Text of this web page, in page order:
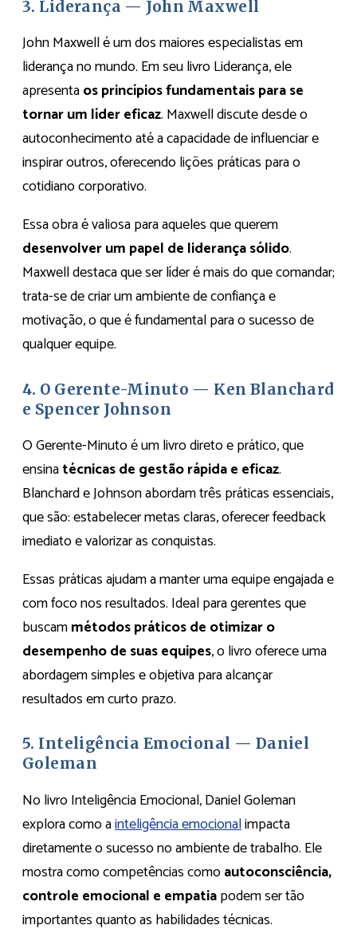
3. Liderança — John Maxwell
John Maxwell é um dos maiores especialistas em
liderança no mundo. Em seu livro Liderança, ele
apresentaos princípios fundamentais para se
tornar um líder eficaz. Maxwell discute desde o
autoconhecimento até a capacidade de influenciar e
inspirar outros, oferecendo lições práticas para o
cotidiano corporativo.
Essa obra é valiosa para aqueles que querem
desenvolver um papel de liderança sólido.
Maxwell destaca que ser líder é mais do que comandar;
trata-se de criar um ambiente de confiança e
motivação, o que é fundamental para o sucesso de
qualquer equipe.
4. O Gerente-Minuto — Ken Blanchard
e Spencer Johnson
O Gerente-Minuto é um livro direto e prático, que
ensinatécnicas de gestão rápida e eficaz.
Blanchard e Johnson abordam três práticas essenciais,
que são: estabelecer metas claras, oferecer feedback
imediato e valorizar as conquistas.
Essas práticas ajudam a manter uma equipe engajada e
com foco nos resultados. Ideal para gerentes que
buscammétodos práticos de otimizar o
desempenho de suas equipes, o livro oferece uma
abordagem simples e objetiva para alcançar
resultados em curto prazo.
5. Inteligência Emocional — Daniel
Goleman
No livro Inteligência Emocional, Daniel Goleman
explora como ainteligência emocionalimpacta
diretamente o sucesso no ambiente de trabalho. Ele
mostra como competências comoautoconsciência,
controle emocional e empatiapodem ser tão
importantes quanto as habilidades técnicas.